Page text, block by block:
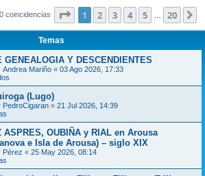
coincidencias Página de 20
1 2 3 4 5 20
Temas
GENEALOGIA Y DESCENDIENTES
Andrea Mariño « 03 Ago 2026, 17:33
(Lugo)
PedroCigaran « 21 Jul 2026, 14:39
OUBIÑA y RIAL en Arousa
e Isla de Arousa) – siglo XIX
Pérez « 25 May 2026, 08:14